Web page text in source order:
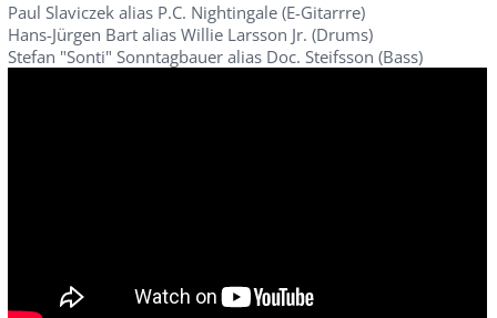
Paul Slaviczek alias P.C. Nightingale (E-Gitarrre)
Hans-Jürgen Bart alias Willie Larsson Jr. (Drums)
Stefan "Sonti" Sonntagbauer alias Doc. Steifsson (Bass)